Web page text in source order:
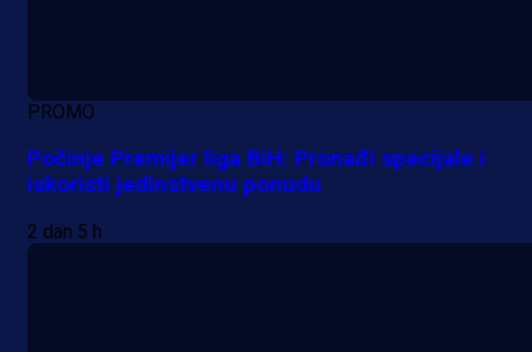
PROMO
Počinje Premijer liga BiH: Pronađi specijale i
iskoristi jedinstvenu ponudu
2 dan 5 h